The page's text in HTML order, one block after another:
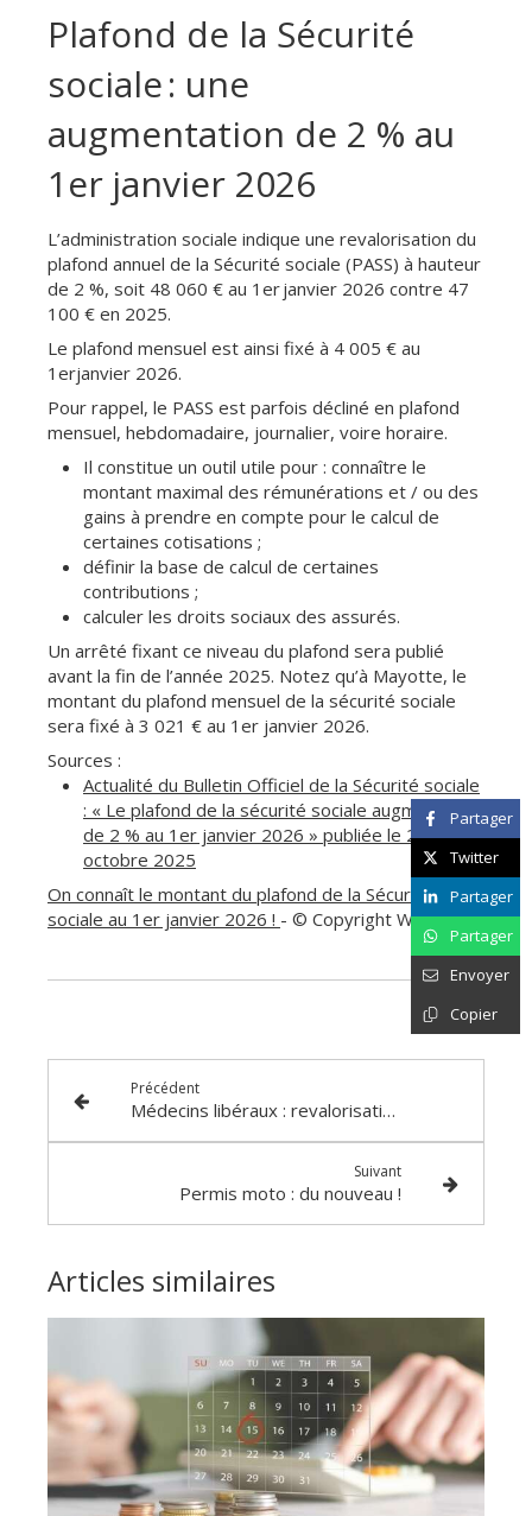
Plafond de la Sécurité
sociale : une
augmentation de 2 % au
1er janvier 2026
L’administration sociale indique une revalorisation du
plafond annuel de la Sécurité sociale (PASS) à hauteur
de 2 %, soit 48 060 € au 1er janvier 2026 contre 47
100 € en 2025.
Le plafond mensuel est ainsi fixé à 4 005 € au
1erjanvier 2026.
Pour rappel, le PASS est parfois décliné en plafond
mensuel, hebdomadaire, journalier, voire horaire.
Il constitue un outil utile pour : connaître le
montant maximal des rémunérations et / ou des
gains à prendre en compte pour le calcul de
certaines cotisations ;
définir la base de calcul de certaines
contributions ;
calculer les droits sociaux des assurés.
Un arrêté fixant ce niveau du plafond sera publié
avant la fin de l’année 2025. Notez qu’à Mayotte, le
montant du plafond mensuel de la sécurité sociale
sera fixé à 3 021 € au 1er janvier 2026.
Sources :
Actualité du Bulletin Officiel de la Sécurité sociale
: « Le plafond de la sécurité sociale augmentera
de 2 % au 1er janvier 2026 » publiée le 21
octobre 2025
On connaît le montant du plafond de la Sécurité
sociale au 1er janvier 2026 ! - © Copyright WebLex
Précédent
Médecins libéraux : revalorisation des indemnités de PDSES
Suivant
Permis moto : du nouveau !
Articles similaires
Partager
Twitter
Partager
Partager
Envoyer
Copier